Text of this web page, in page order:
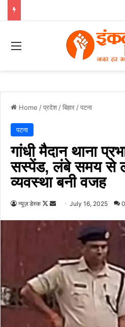
Menu
Home /प्रदेश /बिहार /पटना
पटना
गांधी मैदान थाना
सस्पेंड, लंबे समय से
व्यवस्था बनी वजह
न्यूज़ डेस्क
Follow
Send July 16, 2025 0